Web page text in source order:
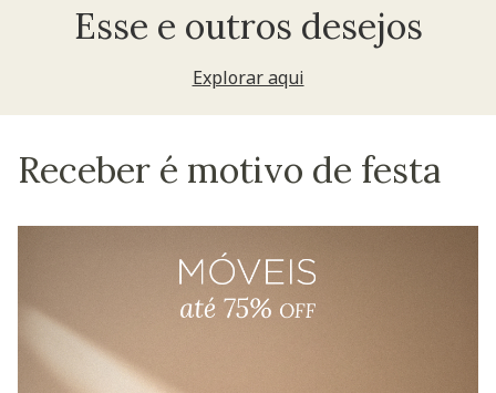
Esse e outros desejos
Explorar aqui
Receber é motivo de festa